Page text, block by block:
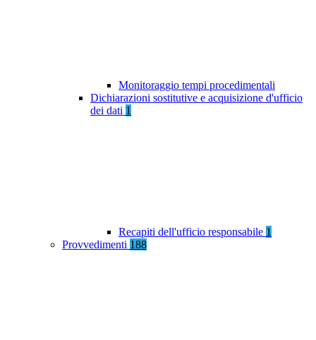
Monitoraggio tempi procedimentali
Dichiarazioni sostitutive e acquisizione d'ufficio
dei dati 1
Recapiti dell'ufficio responsabile 1
Provvedimenti 188